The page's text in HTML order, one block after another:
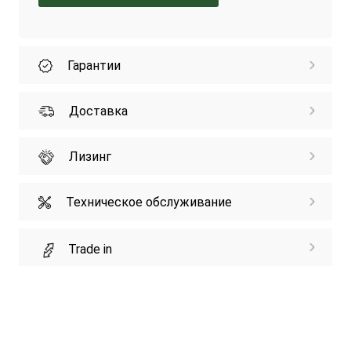
Гарантии
Доставка
Лизинг
Техническое обслуживание
Trade in